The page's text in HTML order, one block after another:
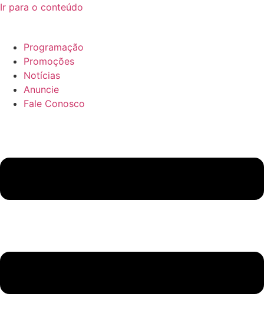
Ir para o conteúdo
Programação
Promoções
Notícias
Anuncie
Fale Conosco